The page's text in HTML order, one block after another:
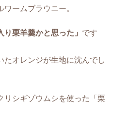
ームブラウニー。
り栗羊羹かと思った」 です
たオレンジが生地に沈んでし
リシギゾウムシを使った「栗